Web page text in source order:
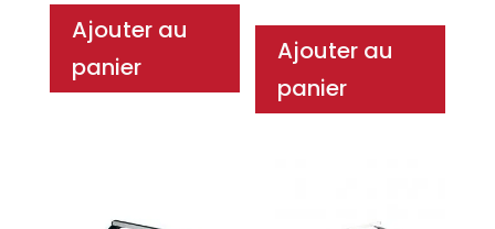
Ajouter au
panier
Ajouter au
panier